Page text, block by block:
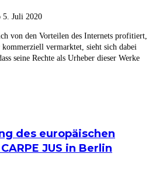
5. Juli 2020
von den Vorteilen des Internets profitiert,
vermarktet, sieht sich dabei
seine Rechte als Urheber dieser Werke
des europäischen
JUS in Berlin